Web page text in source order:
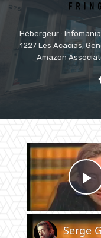
Hébergeur :
1227 Les Acacias,
Amazon